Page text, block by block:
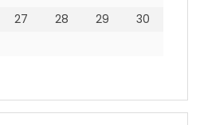
27 28 29
30